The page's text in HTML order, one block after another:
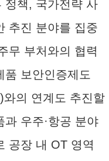
정책, 국가전략 사
추진 분야를 집중
무 부처와의 협력
품 보안인증제도
의 연계도 추진할
우주·항공 분야
공장 내 OT 영역